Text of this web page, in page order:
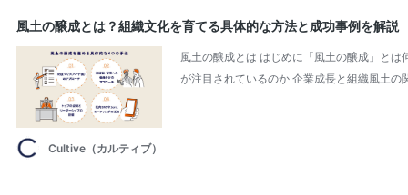
風土の醸成とは？組織文化を育てる具体的な方法と成功事例を解説
風土の醸成とは はじめに「風土の醸成」と
が注目されているのか 企業成長と組織風土
Cultive（カルティブ）